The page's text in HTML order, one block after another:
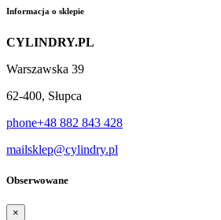
Informacja o sklepie
CYLINDRY.PL
Warszawska 39
62-400, Słupca
phone+48 882 843 428
mailsklep@cylindry.pl
Obserwowane
×